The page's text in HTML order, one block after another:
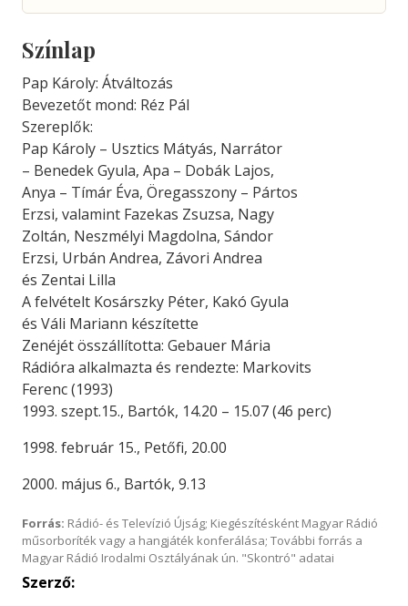
Színlap
Pap Károly: Átváltozás
Bevezetőt mond: Réz Pál
Szereplők:
Pap Károly – Usztics Mátyás, Narrátor
– Benedek Gyula, Apa – Dobák Lajos,
Anya – Tímár Éva, Öregasszony – Pártos
Erzsi, valamint Fazekas Zsuzsa, Nagy
Zoltán, Neszmélyi Magdolna, Sándor
Erzsi, Urbán Andrea, Závori Andrea
és Zentai Lilla
A felvételt Kosárszky Péter, Kakó Gyula
és Váli Mariann készítette
Zenéjét összállította: Gebauer Mária
Rádióra alkalmazta és rendezte: Markovits
Ferenc (1993)
1993. szept.15., Bartók, 14.20 – 15.07 (46 perc)
1998. február 15., Petőfi, 20.00
2000. május 6., Bartók, 9.13
Forrás: Rádió- és Televízió Újság; Kiegészítésként Magyar Rádió
műsorboríték vagy a hangjáték konferálása; További forrás a
Magyar Rádió Irodalmi Osztályának ún. "Skontró" adatai
Szerző: